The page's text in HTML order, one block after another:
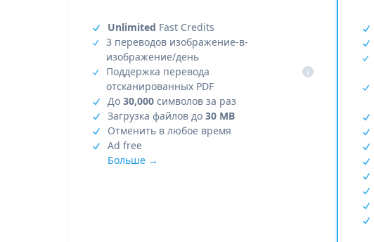
Unlimited Fast Credits
3 переводов изображение-в-
изображение/день
Поддержка перевода
отсканированных PDF
i
До 30,000 символов за раз
Загрузка файлов до 30 MB
Отменить в любое время
Ad free
Больше →